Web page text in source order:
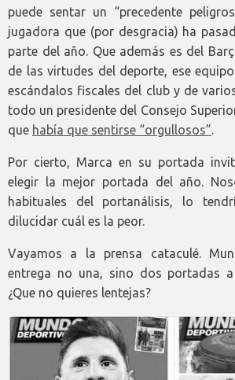
puede sentar un “precedente
jugadora que (por desgracia) ha
parte del año. Que además es del
de las virtudes del deporte, ese
escándalos fiscales del club y de
todo un presidente del Consejo
que había que sentirse “orgullosos”
Por cierto, Marca en su portada
elegir la mejor portada del año.
habituales del portanálisis, lo
dilucidar cuál es la peor.
Vayamos a la prensa cataculé.
entrega no una, sino dos portadas
¿Que no quieres lentejas?